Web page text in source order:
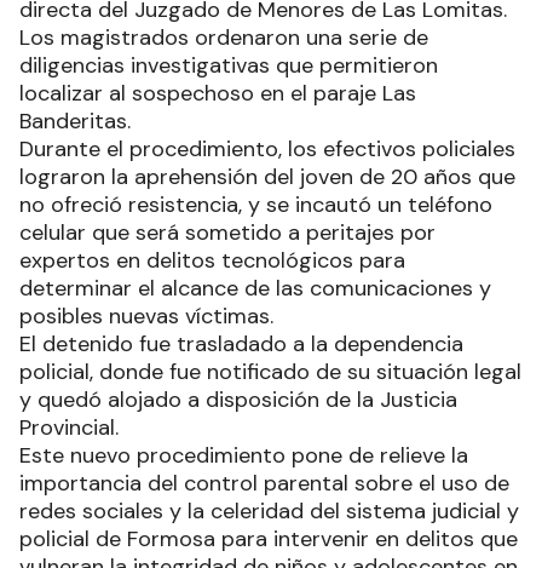
directa del Juzgado de Menores de Las Lomitas.
Los magistrados ordenaron una serie de
diligencias investigativas que permitieron
localizar al sospechoso en el paraje Las
Banderitas.
Durante el procedimiento, los efectivos policiales
lograron la aprehensión del joven de 20 años que
no ofreció resistencia, y se incautó un teléfono
celular que será sometido a peritajes por
expertos en delitos tecnológicos para
determinar el alcance de las comunicaciones y
posibles nuevas víctimas.
El detenido fue trasladado a la dependencia
policial, donde fue notificado de su situación legal
y quedó alojado a disposición de la Justicia
Provincial.
Este nuevo procedimiento pone de relieve la
importancia del control parental sobre el uso de
redes sociales y la celeridad del sistema judicial y
policial de Formosa para intervenir en delitos que